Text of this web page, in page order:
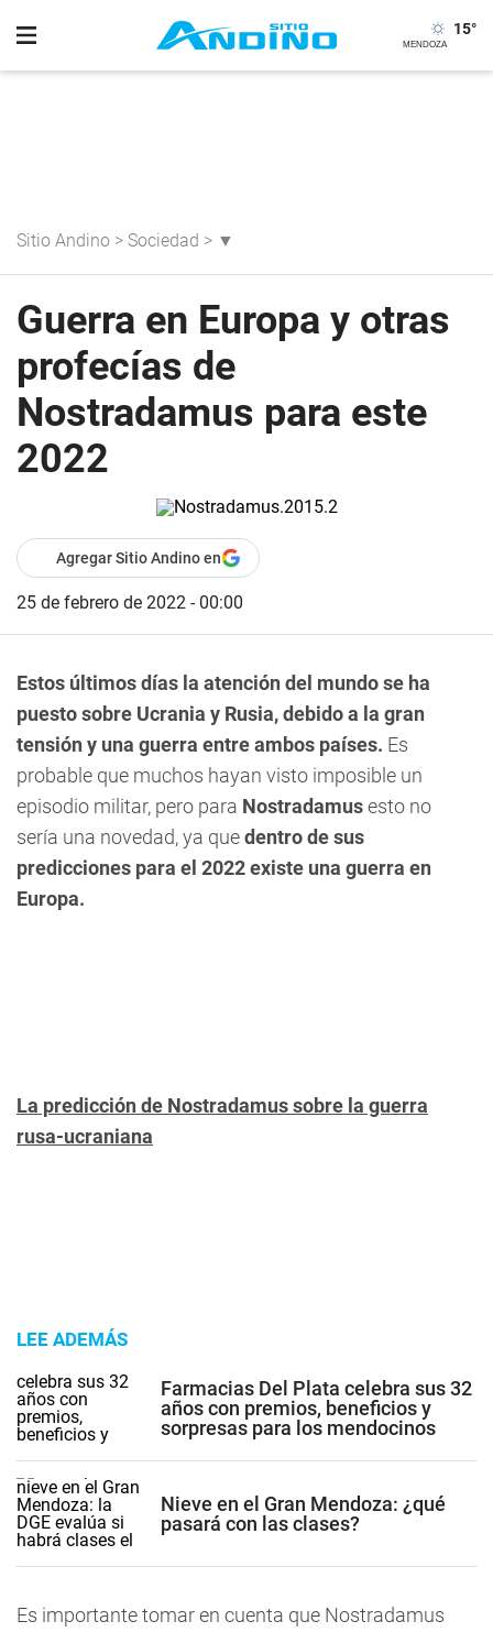
15°
Sitio Andino > Sociedad > ▼
Guerra en Europa y otras
profecías de
Nostradamus para este
2022
Agregar Sitio Andino en
25 de febrero de 2022 - 00:00
Estos últimos días la atención del mundo se ha
puesto sobre Ucrania y Rusia, debido a la gran
tensión y una guerra entre ambos países. Es
probable que muchos hayan visto imposible un
episodio militar, pero para Nostradamusesto no
sería una novedad, ya quedentro de sus
predicciones para el 2022 existe una guerra en
Europa.
La predicción de Nostradamus sobre la guerra
rusa-ucraniana
LEE ADEMÁS
Farmacias Del Plata celebra sus 32
años con premios, beneficios y
sorpresas para los mendocinos
Nieve en el Gran Mendoza: ¿qué
pasará con las clases?
Es importante tomar en cuenta que Nostradamus